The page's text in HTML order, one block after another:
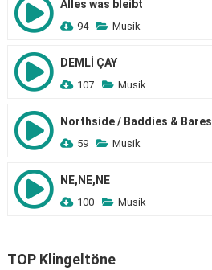
Alles was bleibt
94 Musik
DEMLİ ÇAY
107 Musik
Northside / Baddies & Bares
59 Musik
NE,NE,NE
100 Musik
TOP Klingeltöne